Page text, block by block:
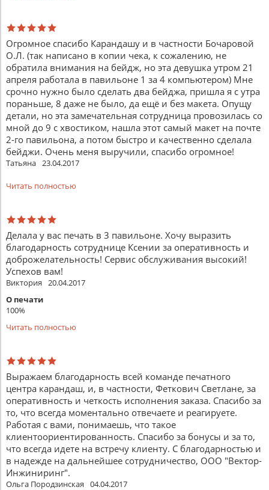
Огромное спасибо Карандашу и в частности Бочаровой
О.Л. (так написано в копии чека, к сожалению, не
обратила внимания на бейдж, но эта девушка утром 21
апреля работала в павильоне 1 за 4 компьютером) Мне
срочно нужно было сделать два бейджа, пришла я с утра
пораньше, 8 даже не было, да ещё и без макета. Опущу
детали, но эта замечательная сотрудница провозилась со
мной до 9 с хвостиком, нашла этот самый макет на почте
2-го павильона, а потом быстро и качественно сделала
бейджи. Очень меня выручили, спасибо огромное!
Татьяна 23.04.2017
Читать полностью
Делала у вас печать в 3 павильоне. Хочу выразить
благодарность сотруднице Ксении за оперативность и
доброжелательность! Сервис обслуживания высокий!
Успехов вам!
Виктория
20.04.2017
О печати
100%
Читать полностью
Выражаем благодарность всей команде печатного
центра карандаш, и, в частности, Феткович Светлане, за
оперативность и четкость исполнения заказа. Спасибо за
то, что всегда моментально отвечаете и реагируете.
Работая с вами, понимаешь, что такое
клиентоориентированность. Спасибо за бонусы и за то,
что всегда идете на встречу клиенту. С благодарностью и
в надежде на дальнейшее сотрудничество, ООО "Вектор-
Инжиниринг".
Ольга Породзинская 04.04.2017